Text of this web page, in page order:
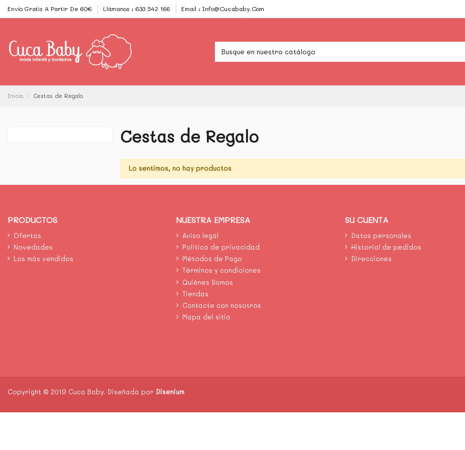
Envío Gratis A Partir De 60€ Llámanos : 633 542 166 Email : Info@Cucababy.Com
Inicio Cestas de Regalo
Cestas de Regalo
Lo sentimos, no hay productos
PRODUCTOS
Ofertas
Novedades
Los más vendidos
NUESTRA EMPRESA
Aviso legal
Política de privacidad
Métodos de Pago
Términos y condiciones
Quiénes Somos
Tiendas
Contacte con nosotros
Mapa del sitio
SU CUENTA
Datos personales
Historial de pedidos
Direcciones
Copyright © 2019 Cuca Baby. Diseñada por Disenium